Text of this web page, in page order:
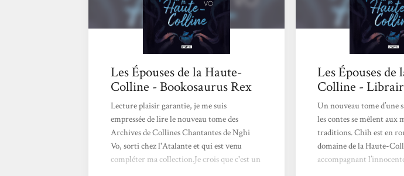
Les Épouses de la Haute-
Colline - Bookosaurus Rex
Lecture plaisir garantie, je me suis
empressée de lire le nouveau tome des
Archives de Collines Chantantes de Nghi
Vo, sorti chez l'Atalante et qui est venu
compléter ma collection.Je crois que c'est un
Les Épouses de
Colline -
Un nouveau tome d’une
les contes se mêlent aux
traditions. Chih est en
domaine de la Haute-
accompagnant